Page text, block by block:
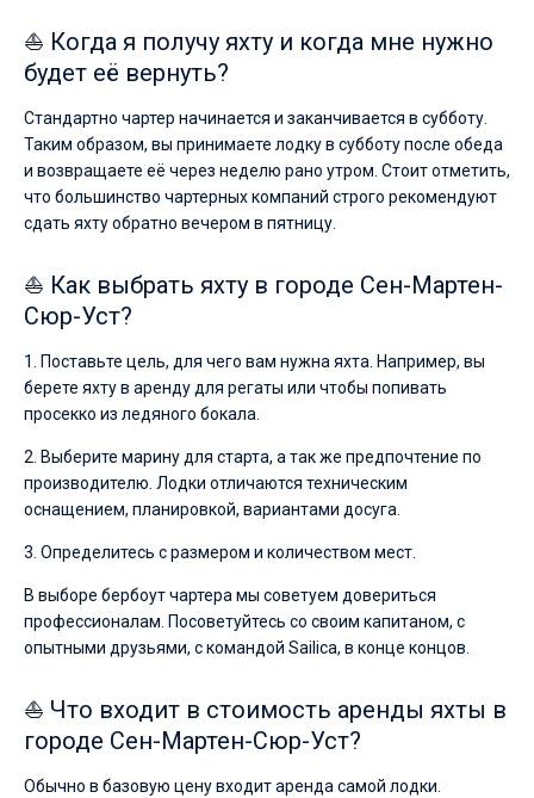
⛵ Когда я получу яхту и когда мне нужно
будет её вернуть?
Стандартно чартер начинается и заканчивается в субботу.
Таким образом, вы принимаете лодку в субботу после обеда
и возвращаете её через неделю рано утром. Стоит отметить,
что большинство чартерных компаний строго рекомендуют
сдать яхту обратно вечером в пятницу.
⛵ Как выбрать яхту в городе Сен-Мартен-
Сюр-Уст?
1. Поставьте цель, для чего вам нужна яхта. Например, вы
берете яхту в аренду для регаты или чтобы попивать
просекко из ледяного бокала.
2. Выберите марину для старта, а так же предпочтение по
производителю. Лодки отличаются техническим
оснащением, планировкой, вариантами досуга.
3. Определитесь с размером и количеством мест.
В выборе бербоут чартера мы советуем довериться
профессионалам. Посоветуйтесь со своим капитаном, с
опытными друзьями, с командой Sailica, в конце концов.
⛵ Что входит в стоимость аренды яхты в
городе Сен-Мартен-Сюр-Уст?
Обычно в базовую цену входит аренда самой лодки.